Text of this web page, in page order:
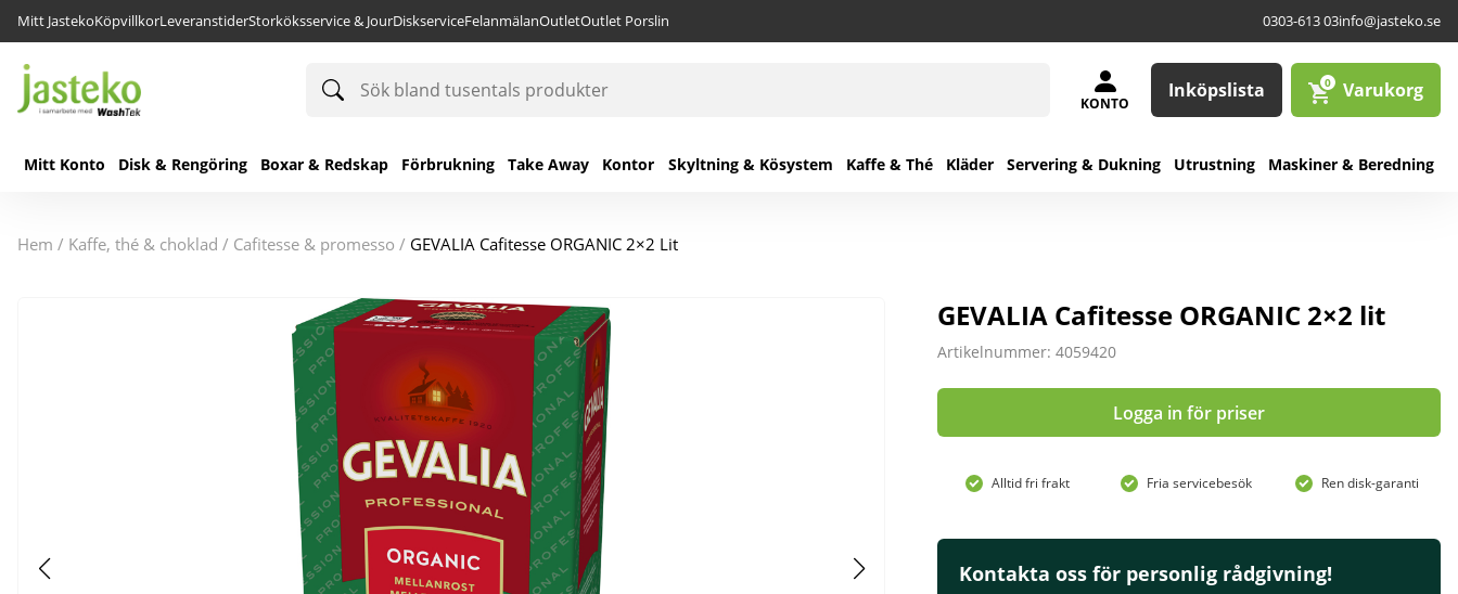
Mitt JastekoKöpvillkorLeveranstiderStorköksservice & JourDiskserviceFelanmälanOutletOutlet Porslin 0303-613 03info@jasteko.se
Sök
bland
produkter
KONTO
Inköpslista 0 Varukorg
Mitt Konto Disk & Rengöring Boxar & Redskap Förbrukning Take Away Kontor Skyltning & Kösystem Kaffe & Thé Kläder Servering & Dukning Utrustning Maskiner & Beredning
hem / kaffe, thé & choklad / cafitesse & promesso / GEVALIA Cafitesse ORGANIC 2×2 Lit
GEVALIA Cafitesse ORGANIC 2×2 lit
Artikelnummer: 4059420
Logga in för priser
Alltid fri frakt Fria servicebesök Ren disk-garanti
Kontakta oss för personlig rådgivning!